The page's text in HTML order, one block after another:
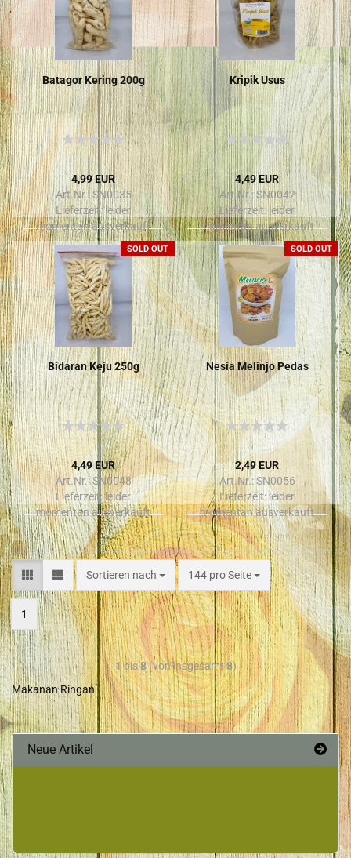
Ba­ta­gor Ke­ring 200g
4,99 EUR
Art.Nr.: SN0035
Lieferzeit:leider
momentan ausverkauft
Kri­pik Usus
4,49 EUR
Art.Nr.: SN0042
Lieferzeit: leider
momentan ausverkauft
SOLD OUT
Bi­dar­an Keju 250g
4,49 EUR
Art.Nr.: SN0048
Lieferzeit:leider
momentan ausverkauft
SOLD OUT
Nesia Me­lin­jo Pedas
2,49 EUR
Art.Nr.: SN0056
Lieferzeit:leider
momentan ausverkauft
Sortieren nach 144 pro Seite
1
1bis8(von insgesamt8)
Makanan Ringan
Neue Artikel